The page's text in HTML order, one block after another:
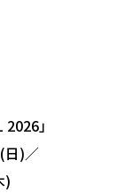
」
日)／
)